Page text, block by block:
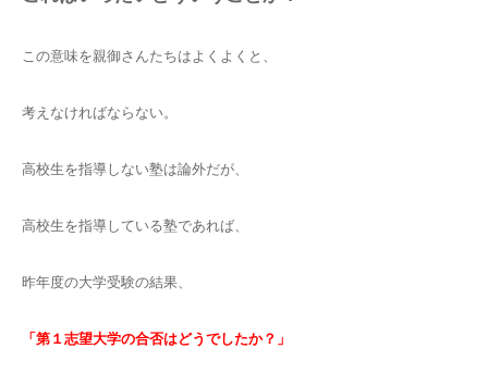
この意味を親御さんたちはよくよくと、
考えなければならない。
高校生を指導しない塾は論外だが、
高校生を指導している塾であれば、
昨年度の大学受験の結果、
「第１志望大学の合否はどうでしたか？」